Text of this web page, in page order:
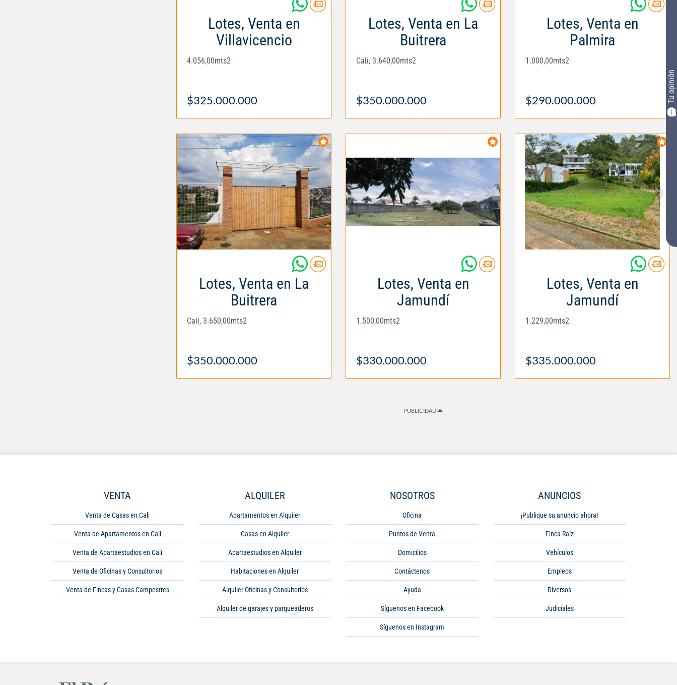
Tu opinión
Lotes, Venta en
Villavicencio
4.056,00mts2
$325.000.000
Lotes, Venta en La
Buitrera
Cali, 3.640,00mts2
$350.000.000
Lotes, Venta en
Palmira
1.000,00mts2
$290.000.000
Lotes, Venta en La
Buitrera
Cali, 3.650,00mts2
$350.000.000
Lotes, Venta en
Jamundí
1.500,00mts2
$330.000.000
Lotes, Venta en
Jamundí
1.229,00mts2
$335.000.000
PUBLICIDAD
VENTA
Venta de Casas en Cali
Venta de Apartamentos en Cali
Venta de Apartaestudios en Cali
Venta de Oficinas y Consultorios
Venta de Fincas y Casas Campestres
ALQUILER
Apartamentos en Alquiler
Casas en Alquiler
Apartaestudios en Alquiler
Habitaciones en Alquiler
Alquiler Oficinas y Consultorios
Alquiler de garajes y parqueaderos
NOSOTROS
Oficina
Puntos de Venta
Domicilios
Contáctenos
Ayuda
Síguenos en Facebook
Síguenos en Instagram
ANUNCIOS
¡Publique su anuncio ahora!
Finca Raíz
Vehículos
Empleos
Diversos
Judiciales